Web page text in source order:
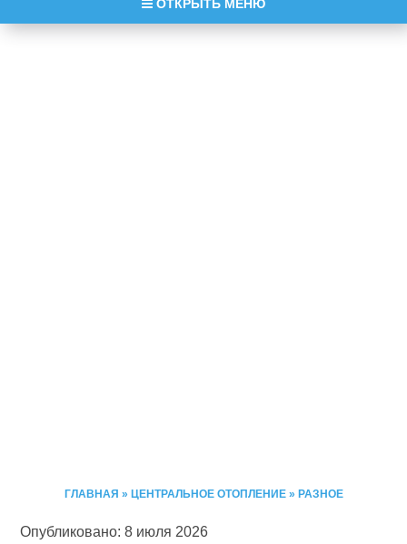
ОТКРЫТЬ МЕНЮ
ГЛАВНАЯ » ЦЕНТРАЛЬНОЕ ОТОПЛЕНИЕ» РАЗНОЕ
Опубликовано: 8 июля 2026